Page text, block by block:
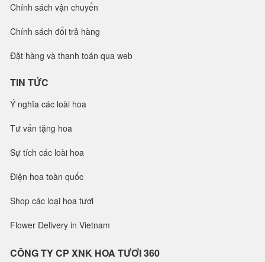
Chính sách vận chuyển
Chính sách đổi trả hàng
Đặt hàng và thanh toán qua web
TIN TỨC
Ý nghĩa các loài hoa
Tư vấn tặng hoa
Sự tích các loài hoa
Điện hoa toàn quốc
Shop các loại hoa tươi
Flower Delivery in Vietnam
CÔNG TY CP XNK HOA TƯƠI 360